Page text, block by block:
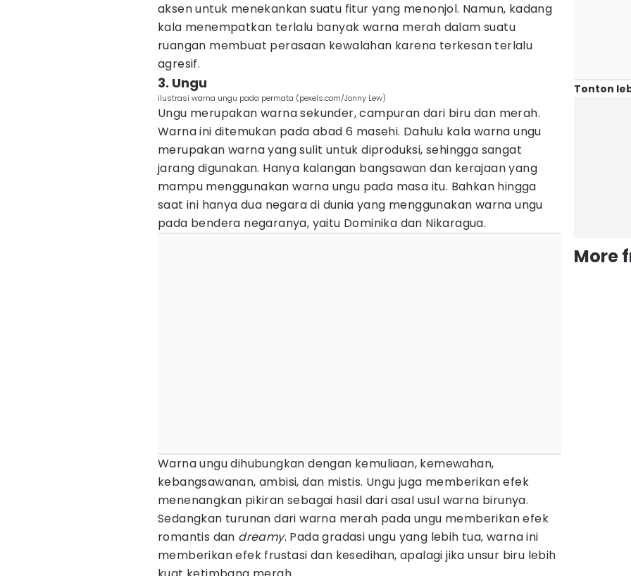
aksen untuk menekankan suatu fitur yang menonjol. Namun, kadang
kala menempatkan terlalu banyak warna merah dalam suatu
ruangan membuat perasaan kewalahan karena terkesan terlalu
agresif.
3. Ungu
ilustrasi warna ungu pada permata (pexels.com/Jonny Lew)
Ungu merupakan warna sekunder, campuran dari biru dan merah.
Warna ini ditemukan pada abad 6 masehi. Dahulu kala warna ungu
merupakan warna yang sulit untuk diproduksi, sehingga sangat
jarang digunakan. Hanya kalangan bangsawan dan kerajaan yang
mampu menggunakan warna ungu pada masa itu. Bahkan hingga
saat ini hanya dua negara di dunia yang menggunakan warna ungu
pada bendera negaranya, yaitu Dominika dan Nikaragua.
Warna ungu dihubungkan dengan kemuliaan, kemewahan,
kebangsawanan, ambisi, dan mistis. Ungu juga memberikan efek
menenangkan pikiran sebagai hasil dari asal usul warna birunya.
Sedangkan turunan dari warna merah pada ungu memberikan efek
romantis dan dreamy. Pada gradasi ungu yang lebih tua, warna ini
memberikan efek frustasi dan kesedihan, apalagi jika unsur biru lebih
Tonton
More